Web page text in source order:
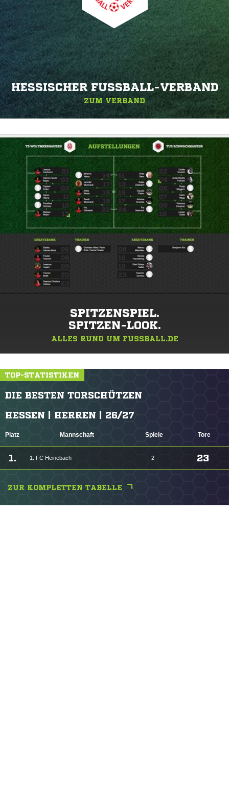
HESSISCHER FUSSBALL-VERBAND
ZUM VERBAND
SPITZENSPIEL.
SPITZEN-LOOK.
ALLES RUND UM FUSSBALL.DE
TOP-STATISTIKEN
DIE BESTEN TORSCHÜTZEN
HESSEN | HERREN | 26/27
Platz Mannschaft Spiele Tore
1. 1. FC Heinebach 2 23
ZUR KOMPLETTEN TABELLE